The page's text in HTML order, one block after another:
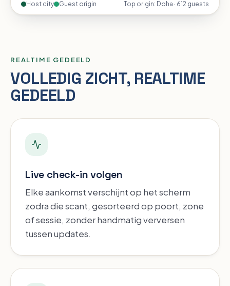
Host city Guest origin Top origin: Doha · 612 guests
Sectie-animatie overslaan
REALTIME GEDEELD
VOLLEDIG ZICHT, REALTIME
GEDEELD
Live check-in volgen
Elke aankomst verschijnt op het scherm
zodra die scant, gesorteerd op poort, zone
of sessie, zonder handmatig verversen
tussen updates.